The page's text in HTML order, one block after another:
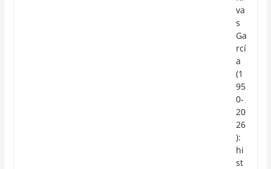
va
s
Ga
rcí
a
(1
95
0-
20
26
):
hi
st